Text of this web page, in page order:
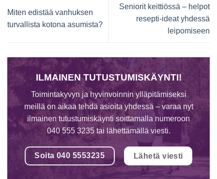
Miten edistää vanhuksen
turvallista kotona asumista?
Seniorit keittiössä – helpot
resepti-ideat yhdessä
leipomiseen
ILMAINEN TUTUSTUMISKÄYNTI!
Toimintakyvyn ja hyvinvoinnin ylläpitämiseksi
meillä on aikaa tehdä asioita yhdessä – varaa nyt
ilmainen tutustumiskäynti soittamalla numeroon
040 555 3235 tai lähettämällä viesti.
Soita 040 5553235 Lähetä viesti